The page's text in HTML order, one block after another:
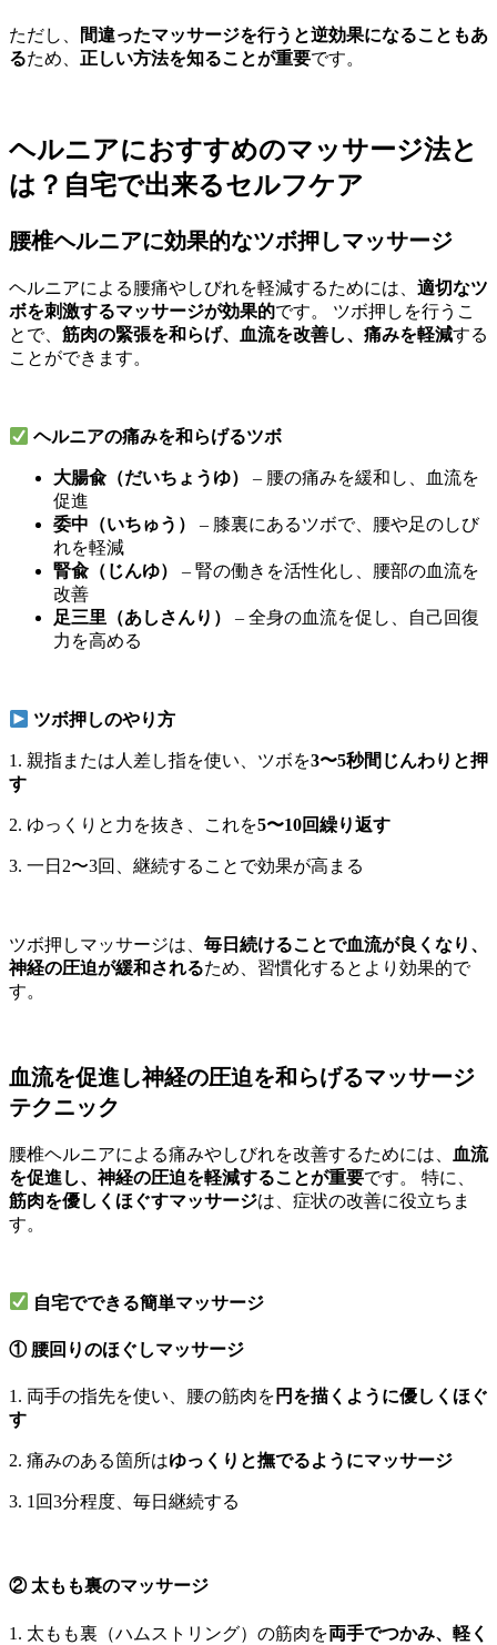
ただし、
間違ったマッサージを行うと逆効果になることもあ
るため、 正しい方法を知ることが重要です。
ヘルニアにおすすめのマッサージ法と
は？自宅で出来るセルフケア
腰椎ヘルニアに効果的なツボ押しマッサージ
ヘルニアによる腰痛やしびれを軽減するためには、 適切なツ
ボを刺激するマッサージが効果的です。 ツボ押しを行うこ
とで、 筋肉の緊張を和らげ、血流を改善し、痛みを軽減する
ことができます。
ヘルニアの痛みを和らげるツボ
大腸兪（だいちょうゆ）
– 腰の痛みを緩和し、血流を
促進
委中（いちゅう）
– 膝裏にあるツボで、腰や足のしび
れを軽減
腎兪（じんゆ）
– 腎の働きを活性化し、腰部の血流を
改善
足三里（あしさんり）
– 全身の血流を促し、自己回復
力を高める
ツボ押しのやり方
1. 親指または人差し指を使い、ツボを3〜5秒間じんわりと押
す
2. ゆっくりと力を抜き、これを5〜10回繰り返す
3. 一日2〜3回、継続することで効果が高まる
ツボ押しマッサージは、 毎日続けることで血流が良くなり、
神経の圧迫が緩和されるため、習慣化するとより効果的で
す。
血流を促進し神経の圧迫を和らげるマッサージ
テクニック
腰椎ヘルニアによる痛みやしびれを改善するためには、
血流
を促進し、神経の圧迫を軽減することが重要です。 特に、
筋肉を優しくほぐすマッサージは、症状の改善に役立ちま
す。
自宅でできる簡単マッサージ
① 腰回りのほぐしマッサージ
1. 両手の指先を使い、腰の筋肉を 円を描くように優しくほぐ
す
2. 痛みのある箇所はゆっくりと撫でるようにマッサージ
3. 1回3分程度、毎日継続する
② 太もも裏のマッサージ
1. 太もも裏（ハムストリング）の筋肉を両手でつかみ、軽く